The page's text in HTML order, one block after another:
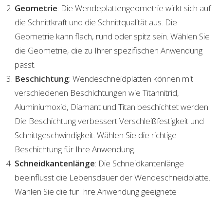
Geometrie: Die Wendeplattengeometrie wirkt sich auf
die Schnittkraft und die Schnittqualität aus. Die
Geometrie kann flach, rund oder spitz sein. Wählen Sie
die Geometrie, die zu Ihrer spezifischen Anwendung
passt.
Beschichtung: Wendeschneidplatten können mit
verschiedenen Beschichtungen wie Titannitrid,
Aluminiumoxid, Diamant und Titan beschichtet werden.
Die Beschichtung verbessert Verschleißfestigkeit und
Schnittgeschwindigkeit. Wählen Sie die richtige
Beschichtung für Ihre Anwendung.
Schneidkantenlänge: Die Schneidkantenlänge
beeinflusst die Lebensdauer der Wendeschneidplatte.
Wählen Sie die für Ihre Anwendung geeignete